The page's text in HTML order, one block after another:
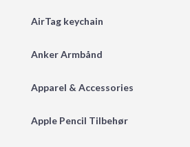
AirTag keychain
Anker Armbånd
Apparel & Accessories
Apple Pencil Tilbehør